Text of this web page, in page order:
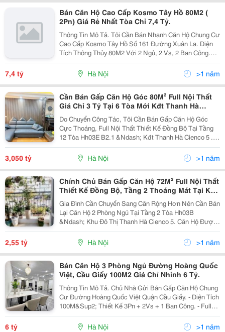
Bán Căn Hộ Cao Cấp Kosmo Tây Hồ 80M2 (
2Pn) Giá Rẻ Nhất Tòa Chỉ 7,4 Tỷ.
Thông Tin Mô Tả. Tôi Cần Bán Nhanh Căn Hộ Chung Cư
Cao Cấp Kosmo Tây Hồ Số 161 Đường Xuân La. Diện
Tích Thông Thủy 80M2 Với 2 Ngủ, 2 Vs, 2 Ban Công.
Nội Thất Thiết Kế Hiện Đại. Giá Bán: Nhỉnh 7 Tỷ Sẵn Sổ
Giao Dịch Lh &Ndash; 0946 366 127 Để Biết...
7,4 tỷ Hà Nội >1 năm
Cần Bán Gấp Căn Hộ Góc 80M² Full Nội Thất
Giá Chỉ 3 Tỷ Tại 6 Tòa Mới Kđt Thanh Hà
Cienco 5
Do Chuyển Công Tác, Tôi Cần Bán Gấp Căn Hộ Góc
Cực Thoáng, Full Nội Thất Thiết Kế Đồng Bộ Tại Tầng
12 Tòa Hh03E B2.1 &Ndash; Kđt Thanh Hà Cienco 5 .
Diện Tích : 80M&Sup2; Cửa Hướng Đông , Ban Công
Rộng Nhìn Hồ Sen Thoáng Mát Thiết Kế : 2 Phòng...
3,050 tỷ Hà Nội >1 năm
Chính Chủ Bán Gấp Căn Hộ 72M² Full Nội Thất
Thiết Kế Đồng Bộ, Tầng 2 Thoáng Mát Tại Kđt
Thanh Hà Cienco 5
Gia Đình Cần Chuyển Sang Căn Rộng Hơn Nên Cần Bán
Lại Căn Hộ 2 Phòng Ngủ Tại Tầng 2 Tòa Hh03B
&Ndash; Khu Đô Thị Thanh Hà Cienco 5. Căn Hộ Được
Chính Chủ (Làm Trong Lĩnh Vực Hoàn Thiện Công Trình)
Thiết Kế Và Lắp Đặt Nội Thất Tỉ Mỉ, Chất Lượng Cao...
2,55 tỷ Hà Nội >1 năm
Bán Căn Hộ 3 Phòng Ngủ Đường Hoàng Quốc
Việt, Cầu Giấy 100M2 Giá Chỉ Nhỉnh 6 Tỷ.
Thông Tin Mô Tả. Chủ Nhà Gửi Bán Gấp Căn Hộ Chung
Cư Đường Hoàng Quốc Việt Quận Cầu Giấy. - Diện Tích
100M&Sup2; Thiết Kế 3Pn + 2Vs + 1 Ban Công. - Full
Nội Thất Thiết Kế Đẹp. - Sổ Chính Chủ Giao Dịch Ngay. -
Giá Chào Nhỉnh 6 Tỷ. Lh E Nga Xem Nhà...
6 tỷ Hà Nội >1 năm